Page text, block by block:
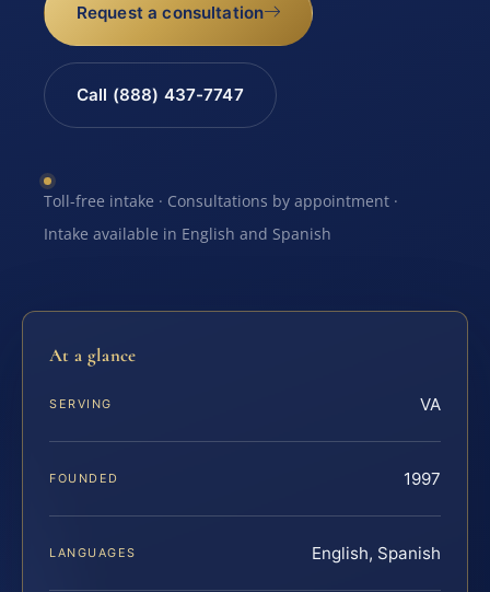
Request a consultation
Call (888) 437-7747
Toll-free intake · Consultations by appointment ·
Intake available in English and Spanish
At a glance
SERVING VA
FOUNDED 1997
LANGUAGES English, Spanish